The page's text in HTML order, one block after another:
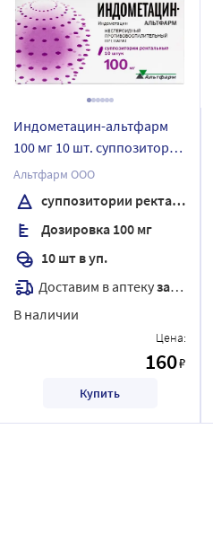
Индометацин-альтфарм
100 мг 10 шт. суппозитории
ректальные
Альтфарм ООО
суппозитории ректальные
Дозировка 100 мг
10 шт в уп.
Доставим в аптекузавтра
В наличии
Цена:
160₽
Купить